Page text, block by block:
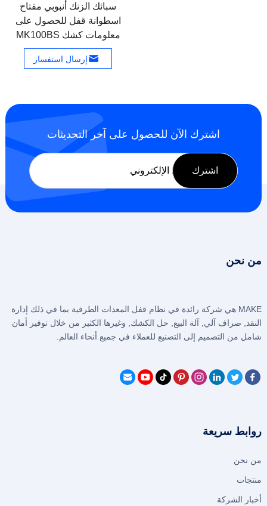
سبائك الزنك أنبوبي مفتاح
اسطوانة قفل للحصول على
معلومات كشك MK100BS
إرسال استفسار
اشترك الآن للحصول على آخر التحديثات
من نحن
MAKE هي شركة رائدة في نظام قفل المعدات الطرفية بما في ذلك إدارة
النقد, صراف آلي, آلة البيع, حل الكشك, وغيرها الكثير من خلال توفير أمان
شامل من التصميم إلى التصنيع للعملاء في جميع أنحاء العالم.
روابط سريعة
من نحن
منتجات
أخبار الشركة